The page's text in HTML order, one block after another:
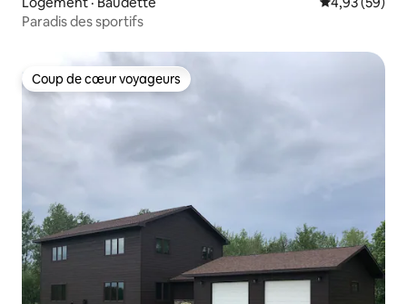
Paradis des sportifs
Coup de cœur voyageurs
Coup de cœur voyageurs